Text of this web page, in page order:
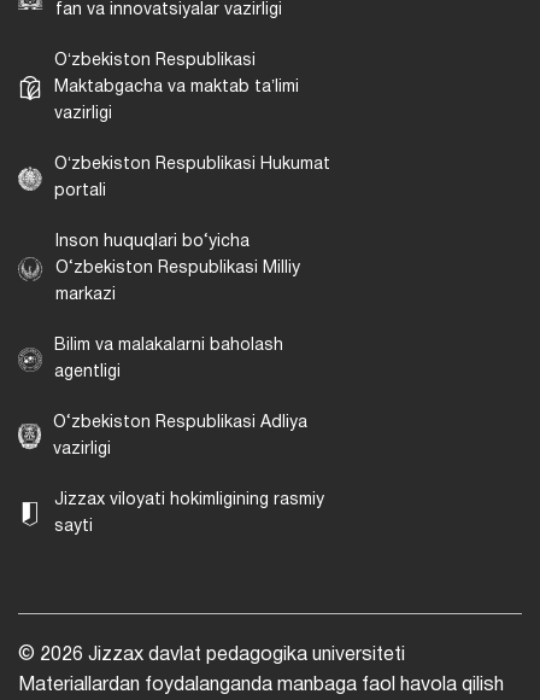
fan va innovatsiyalar vazirligi
Oʻzbekiston Respublikasi
Maktabgacha va maktab taʼlimi
vazirligi
Oʻzbekiston Respublikasi Hukumat
portali
Inson huquqlari bo‘yicha
O‘zbekiston Respublikasi Milliy
markazi
Bilim va malakalarni baholash
agentligi
O‘zbekiston Respublikasi Adliya
vazirligi
Jizzax viloyati hokimligining rasmiy
sayti
© 2026 Jizzax davlat pedagogika universiteti
Materiallardan foydalanganda manbaga faol havola qilish